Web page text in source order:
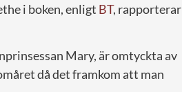
i boken, enligt BT, rapporterar
Mary, är omtyckta av
då det framkom att man